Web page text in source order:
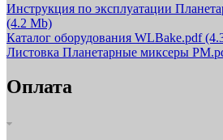
Инструкция по эксплуатации
(4.2 Mb)
Каталог оборудования WLBake.pdf
Листовка Планетарные миксеры
Оплата